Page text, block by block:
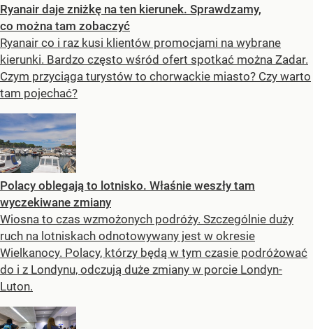
Ryanair daje zniżkę na ten kierunek. Sprawdzamy,
co można tam zobaczyć
Ryanair co i raz kusi klientów promocjami na wybrane
kierunki. Bardzo często wśród ofert spotkać można Zadar.
Czym przyciąga turystów to chorwackie miasto? Czy warto
tam pojechać?
Polacy oblegają to lotnisko. Właśnie weszły tam
wyczekiwane zmiany
Wiosna to czas wzmożonych podróży. Szczególnie duży
ruch na lotniskach odnotowywany jest w okresie
Wielkanocy. Polacy, którzy będą w tym czasie podróżować
do i z Londynu, odczują duże zmiany w porcie Londyn-
Luton.